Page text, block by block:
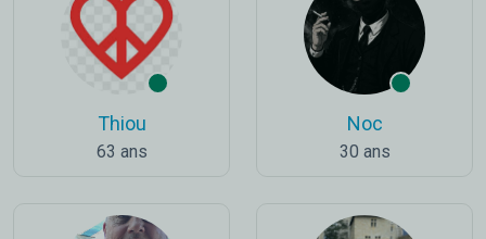
Thiou
63 ans
Noc
30 ans